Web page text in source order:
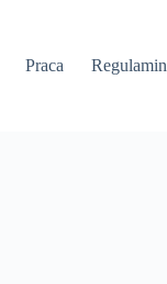
Praca Regulamin